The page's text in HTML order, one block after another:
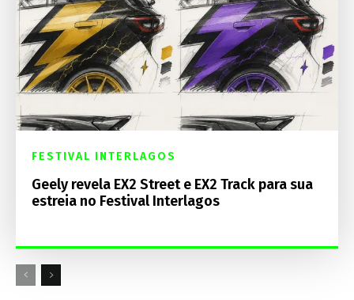
FESTIVAL INTERLAGOS
Geely revela EX2 Street e EX2 Track para sua
estreia no Festival Interlagos